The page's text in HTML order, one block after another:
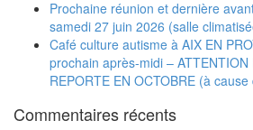
Prochaine réunion et dernière
samedi 27 juin 2026 (salle
Café culture autisme à AIX EN
prochain après-midi – ATTENTION
REPORTE EN OCTOBRE (à
Commentaires récents